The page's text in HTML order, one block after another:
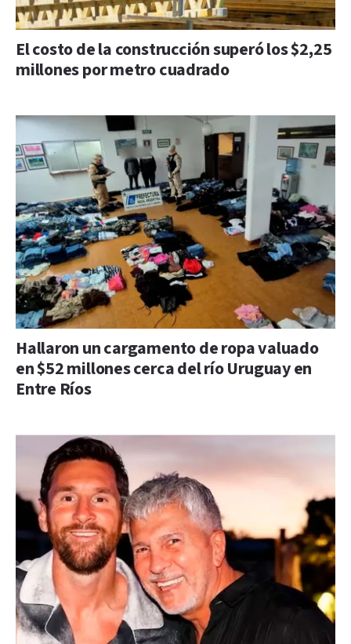
El costo de la construcción superó los $2,25
millones por metro cuadrado
Hallaron un cargamento de ropa valuado
en $52 millones cerca del río Uruguay en
Entre Ríos